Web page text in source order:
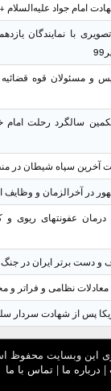
جواد علیه‌السلام + فیلم - 26
تصویری با نمایندگان
و مسئولان قوه
سالگرد رحلت امام
سپاه شیطان در
در آخرالزمان و وظایف
عفونتهای ریوی و
دست برتر ایران در جنگ
نظامی و فراتر و
پس از شهادت سردار
وبسایت محفوظ است ::
| درباره ما |تماس با ما